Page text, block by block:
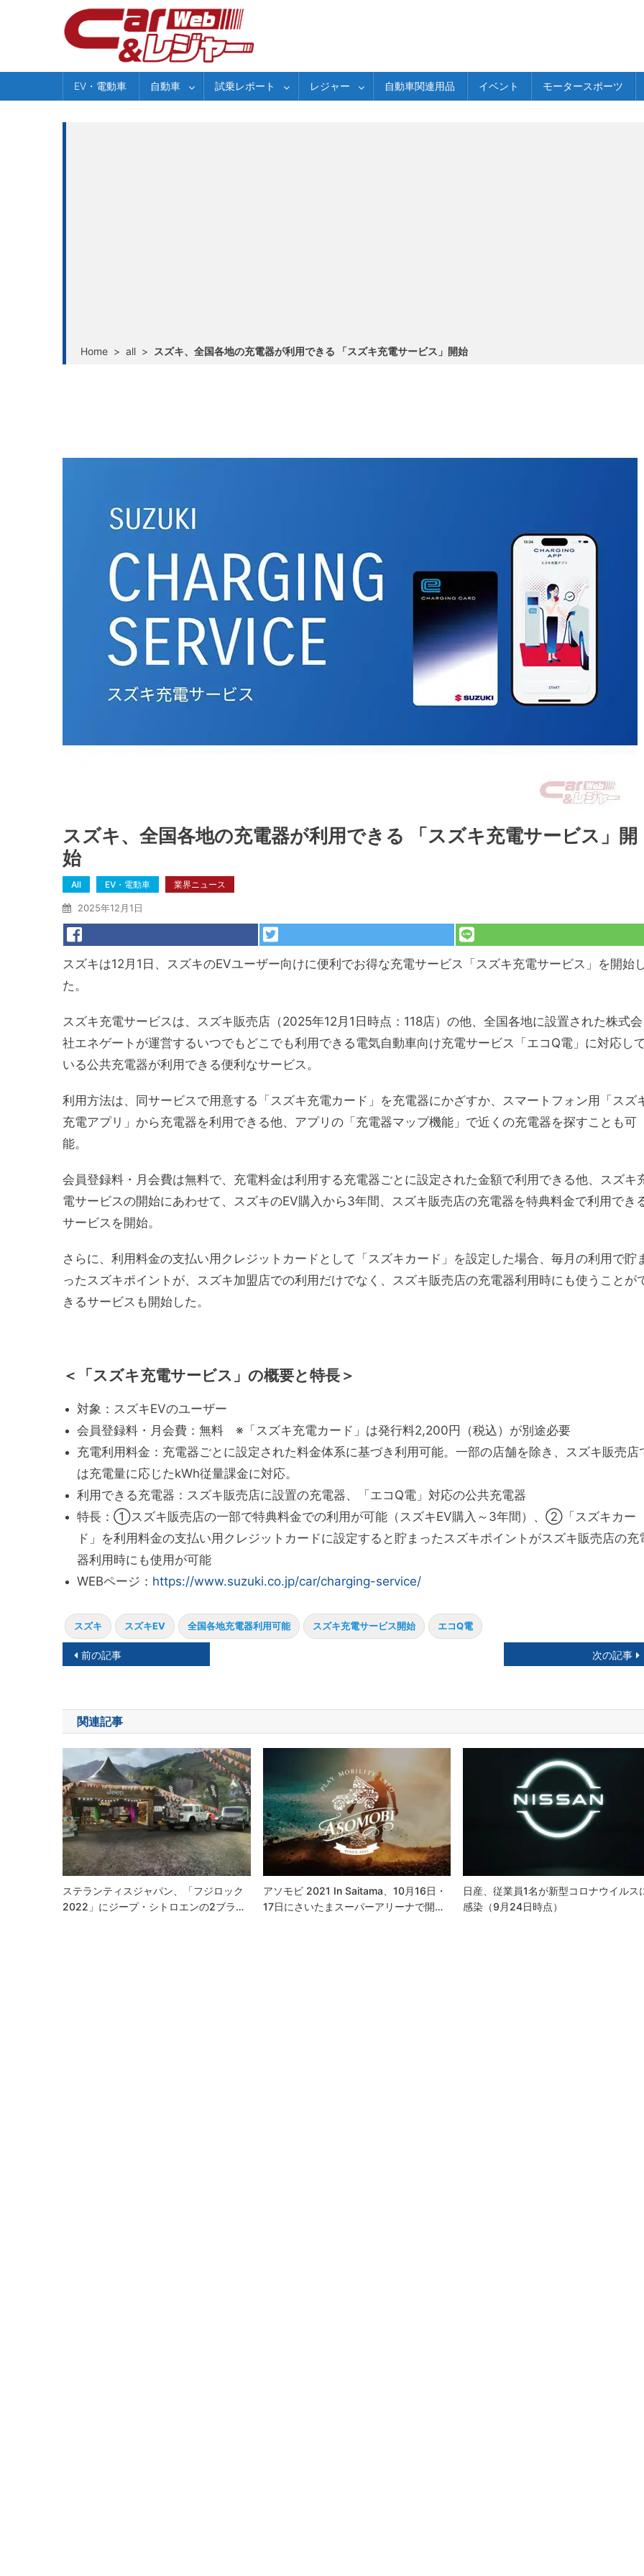
EV・電動車 自動車 試乗レポート レジャー 自動車関連用品 イベント モータースポーツ
Home > all > スズキ、全国各地の充電器が利用できる 「スズキ充電サービス」開始
スズキ、全国各地の充電器が利用できる 「スズキ充電サービス」開
始
All EV・電動車 業界ニュース
2025年12月1日
スズキは12月1日、スズキのEVユーザー向けに便利でお得な充電サービス「スズキ充電サービス」を開始
た。
スズキ充電サービスは、スズキ販売店（2025年12月1日時点：118店）の他、全国各地に設置された株式会
社エネゲートが運営するいつでもどこでも利用できる電気自動車向け充電サービス「エコQ電」に対応し
いる公共充電器が利用できる便利なサービス。
利用方法は、同サービスで用意する「スズキ充電カード」を充電器にかざすか、スマートフォン用「スズ
充電アプリ」から充電器を利用できる他、アプリの「充電器マップ機能」で近くの充電器を探すことも可
能。
会員登録料・月会費は無料で、充電料金は利用する充電器ごとに設定された金額で利用できる他、スズキ
電サービスの開始にあわせて、スズキのEV購入から3年間、スズキ販売店の充電器を特典料金で利用でき
サービスを開始。
さらに、利用料金の支払い用クレジットカードとして「スズキカード」を設定した場合、毎月の利用で貯
ったスズキポイントが、スズキ加盟店での利用だけでなく、スズキ販売店の充電器利用時にも使うことが
きるサービスも開始した。
＜「スズキ充電サービス」の概要と特長＞
対象：スズキEVのユーザー
会員登録料・月会費：無料 ※「スズキ充電カード」は発行料2,200円（税込）が別途必要
充電利用料金：充電器ごとに設定された料金体系に基づき利用可能。一部の店舗を除き、スズキ販売店
は充電量に応じたkWh従量課金に対応。
利用できる充電器：スズキ販売店に設置の充電器、「エコQ電」対応の公共充電器
特長：①スズキ販売店の一部で特典料金での利用が可能（スズキEV購入～3年間）、②「スズキカー
ド」を利用料金の支払い用クレジットカードに設定すると貯まったスズキポイントがスズキ販売店の充
器利用時にも使用が可能
WEBページ： https://www.suzuki.co.jp/car/charging-service/
スズキ スズキEV 全国各地充電器利用可能 スズキ充電サービス開始 エコQ電
投
ナ
ビ
ゲ
ー
シ
ョ
ン
前の記事 次の記事
関連記事
ステランティスジャパン、「フジロック
2022」にジープ・シトロエンの2ブラ…
アソモビ 2021 In Saitama、10月16日・
17日にさいたまスーパーアリーナで開…
日産、従業員1名が新型コロナウイルス
感染（9月24日時点）